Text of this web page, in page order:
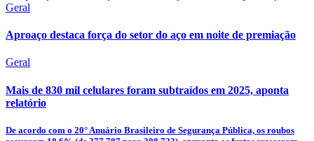
Geral
Aproaço destaca força do setor do aço em noite de premiação
Geral
Mais de 830 mil celulares foram subtraídos em 2025, aponta
relatório
De acordo com o 20° Anuário Brasileiro de Segurança Pública, os roubos